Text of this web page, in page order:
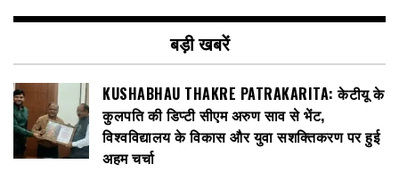
बड़ी खबरें
KUSHABHAU THAKRE PATRAKARITA: केटीयू के
कुलपति की डिप्टी सीएम अरुण साव से भेंट,
विश्वविद्यालय के विकास और युवा सशक्तिकरण पर हुई
अहम चर्चा